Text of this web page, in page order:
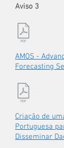
Aviso 3
AMOS -
Forecasting
Criação de
Portuguesa
Disseminar